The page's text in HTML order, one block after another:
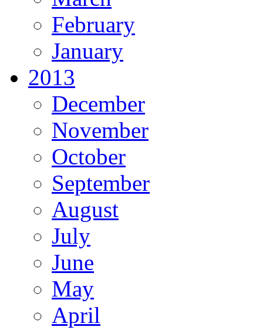
February
January
2013
December
November
October
September
August
July
June
May
April